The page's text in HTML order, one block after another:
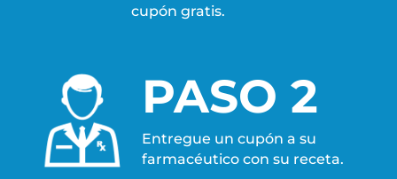
cupón gratis.
PASO 2
Entregue un cupón a su
farmacéutico con su receta.